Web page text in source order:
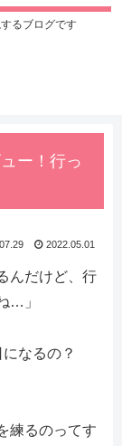
るブログです
ー！行っ
2022.05.01
んだけど、行
…」
になるの？
練るのってす